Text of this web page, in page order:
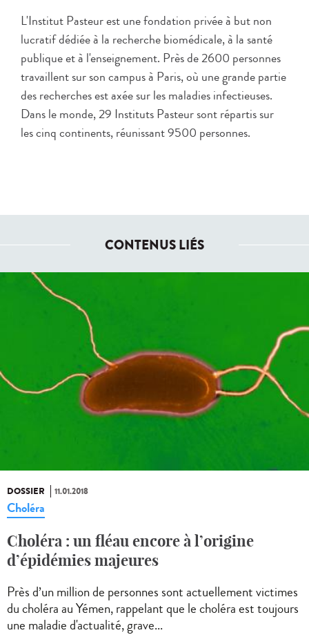
L'Institut Pasteur est une fondation privée à but non
lucratif dédiée à la recherche biomédicale, à la santé
publique et à l'enseignement. Près de 2600 personnes
travaillent sur son campus à Paris, où une grande partie
des recherches est axée sur les maladies infectieuses.
Dans le monde, 29 Instituts Pasteur sont répartis sur
les cinq continents, réunissant 9500 personnes.
CONTENUS LIÉS
DOSSIER 11.01.2018
Choléra
Choléra : un fléau encore à l’origine
d’épidémies majeures
Près d’un million de personnes sont actuellement victimes
du choléra au Yémen, rappelant que le choléra est toujours
une maladie d'actualité, grave...